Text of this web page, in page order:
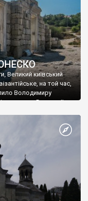
Великий київський
на той час,
Володимиру
Василю ІІ, та
християнином.
Таврійського